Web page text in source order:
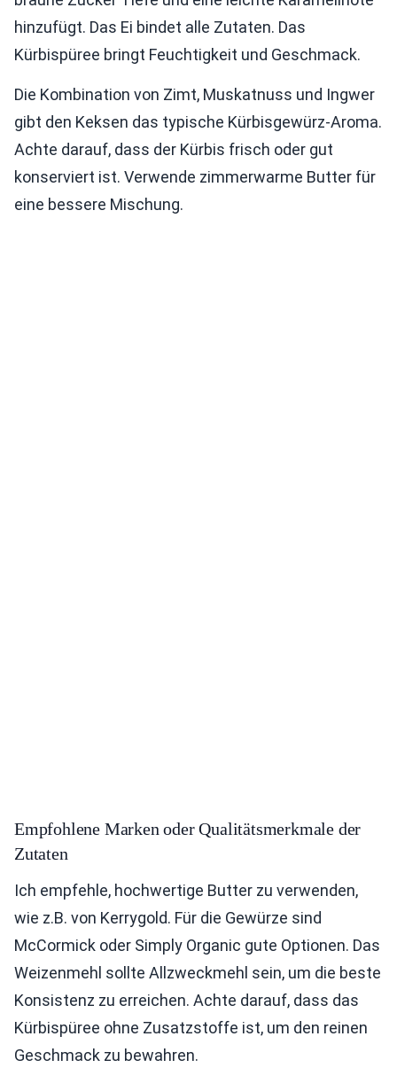
hinzufügt. Das Ei bindet alle Zutaten. Das
Kürbispüree bringt Feuchtigkeit und Geschmack.
Die Kombination von Zimt, Muskatnuss und Ingwer
gibt den Keksen das typische Kürbisgewürz-Aroma.
Achte darauf, dass der Kürbis frisch oder gut
konserviert ist. Verwende zimmerwarme Butter für
eine bessere Mischung.
Empfohlene Marken oder Qualitätsmerkmale der
Zutaten
Ich empfehle, hochwertige Butter zu verwenden,
wie z.B. von Kerrygold. Für die Gewürze sind
McCormick oder Simply Organic gute Optionen. Das
Weizenmehl sollte Allzweckmehl sein, um die beste
Konsistenz zu erreichen. Achte darauf, dass das
Kürbispüree ohne Zusatzstoffe ist, um den reinen
Geschmack zu bewahren.